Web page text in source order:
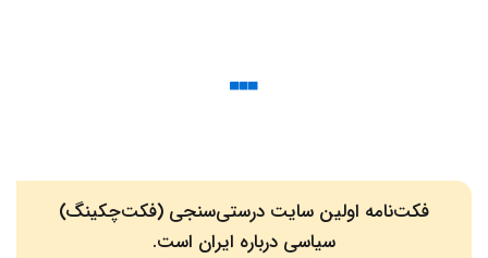
فکت‌نامه اولین سایت درستی‌سنجی (فکت‌چکینگ)
سیاسی درباره ایران است.